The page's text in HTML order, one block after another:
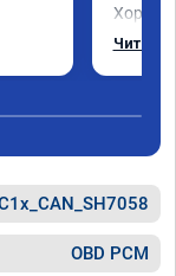
Читать
OBD PCM